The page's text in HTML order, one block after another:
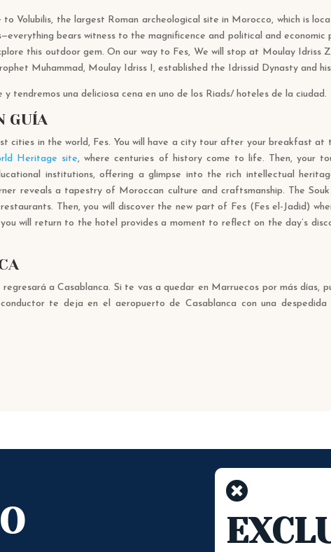
Volubilis, the largest Roman archeological site in Morocco, which is
bears witness to the magnificence and political and
this outdoor gem. On our way to Fes, We will stop at Moulay Idriss
Muhammad, Moulay Idriss I, established the Idrissid Dynasty and
tendremos una deliciosa cena en uno de los Riads/ hoteles de la ciudad.
GUÍA
cities in the world, Fes. You will have a city tour after your breakfast
Heritage site, where centuries of history come to life. Then, your
institutions, offering a glimpse into the rich intellectual
reveals a tapestry of Moroccan culture and craftsmanship. The
Then, you will discover the new part of Fes (Fes el-Jadid)
will return to the hotel provides a moment to reflect on the day’s
a Casablanca. Si te vas a quedar en Marruecos por más días,
te deja en el aeropuerto de Casablanca con una
